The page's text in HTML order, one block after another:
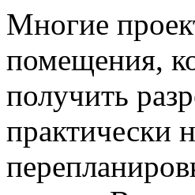
Многие
помещения,
получить
практически